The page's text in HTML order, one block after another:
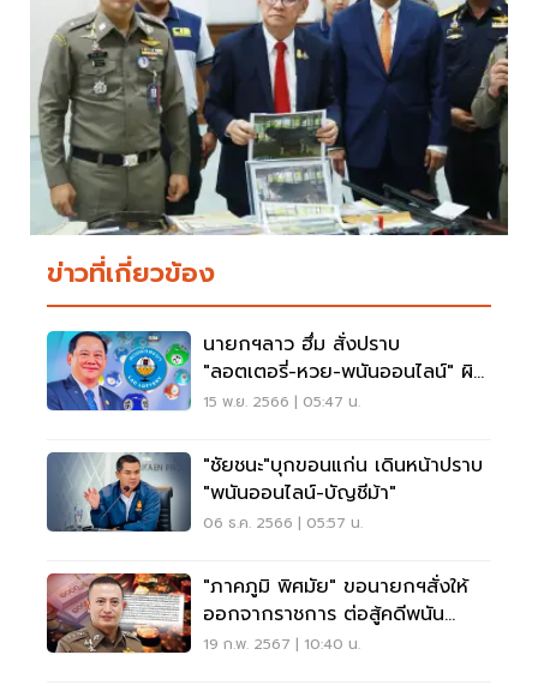
ข่าวที่เกี่ยวข้อง
นายกฯลาว ฮึ่ม สั่งปราบ
"ลอตเตอรี่-หวย-พนันออนไลน์" ผิด
กฎหมาย
15 พ.ย. 2566 | 05:47 น.
"ชัยชนะ"บุกขอนแก่น เดินหน้าปราบ
"พนันออนไลน์-บัญชีม้า"
06 ธ.ค. 2566 | 05:57 น.
"ภาคภูมิ พิศมัย" ขอนายกฯสั่งให้
ออกจากราชการ ต่อสู้คดีพนัน
ออนไลน์
19 ก.พ. 2567 | 10:40 น.